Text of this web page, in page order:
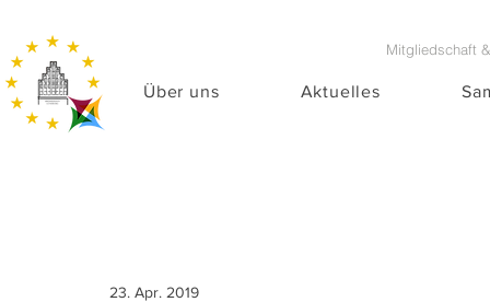
Über uns Aktuelles
Mitgliedschaft
23. Apr. 2019